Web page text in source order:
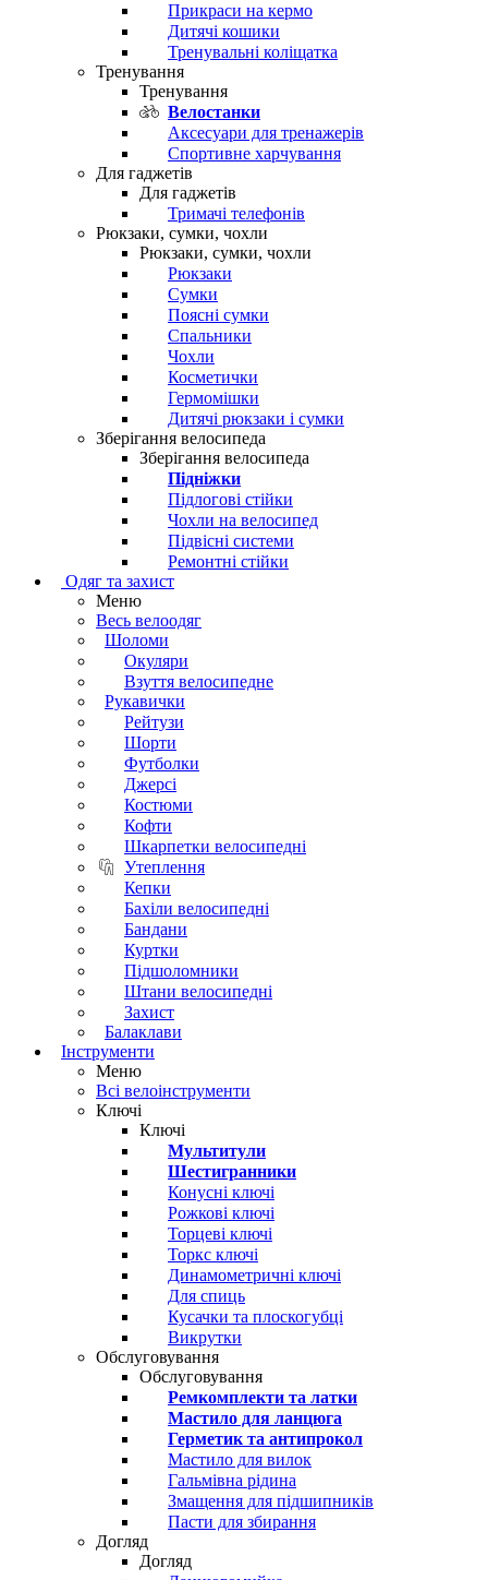
Прикраси на кермо
Дитячі кошики
Тренувальні коліщатка
Тренування
Тренування
Велостанки
Аксесуари для тренажерів
Спортивне харчування
Для гаджетів
Для гаджетів
Тримачі телефонів
Рюкзаки, сумки, чохли
Рюкзаки, сумки, чохли
Рюкзаки
Сумки
Поясні сумки
Спальники
Чохли
Косметички
Гермомішки
Дитячі рюкзаки і сумки
Зберігання велосипеда
Зберігання велосипеда
Підніжки
Підлогові стійки
Чохли на велосипед
Підвісні системи
Ремонтні стійки
Одяг та захист
Меню
Весь велоодяг
Шоломи
Окуляри
Взуття велосипедне
Рукавички
Рейтузи
Шорти
Футболки
Джерсі
Костюми
Кофти
Шкарпетки велосипедні
Утеплення
Кепки
Бахіли велосипедні
Бандани
Куртки
Підшоломники
Штани велосипедні
Захист
Балаклави
Інструменти
Меню
Всі велоінструменти
Ключі
Ключі
Мультитули
Шестигранники
Конусні ключі
Рожкові ключі
Торцеві ключі
Торкс ключі
Динамометричні ключі
Для спиць
Кусачки та плоскогубці
Викрутки
Обслуговування
Обслуговування
Ремкомплекти та латки
Мастило для ланцюга
Герметик та антипрокол
Мастило для вилок
Гальмівна рідина
Змащення для підшипників
Пасти для збирання
Догляд
Догляд